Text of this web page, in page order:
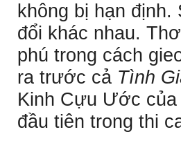
không bị hạn
đổi khác nhau.
phú trong cách
ra trước cả Tình
Kinh Cựu Ước
đầu tiên trong thi